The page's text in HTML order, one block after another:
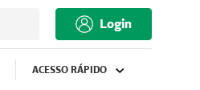
Login
ACESSO RÁPIDO